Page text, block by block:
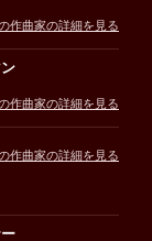
作曲家の詳細を見る
作曲家の詳細を見る
作曲家の詳細を見る